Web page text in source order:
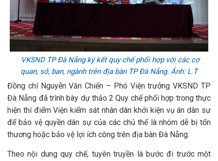
VKSND TP Đà Nẵng ký kết quy chế phối hợp với các cơ
quan, sở, ban, ngành trên địa bàn TP Đà Nẵng. Ảnh: L.T
Đồng chí Nguyễn Văn Chiến – Phó Viện trưởng VKSND TP
Đà Nẵng đã trình bày dự thảo 2 Quy chế phối hợp trong thực
hiện thí điểm Viện kiểm sát nhân dân khởi kiện vụ án dân sự
để bảo vệ quyền dân sự của các chủ thể là nhóm dễ bị tổn
thương hoặc bảo vệ lợi ích công trên địa bàn Đà Nẵng.
Theo nội dung quy chế, tuyên truyền là bước đi trước một